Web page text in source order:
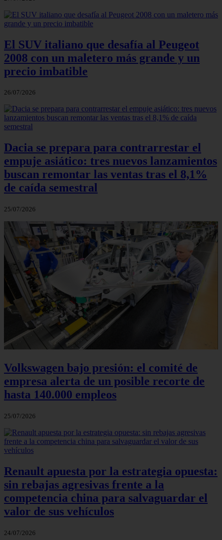
El SUV italiano que desafía al Peugeot
2008 con un maletero más grande y un
precio imbatible
26/07/2026
Dacia se prepara para contrarrestar el
empuje asiático: tres nuevos lanzamientos
buscan remontar las ventas tras el 8,1%
de caída semestral
25/07/2026
Volkswagen bajo presión: el comité de
empresa alerta de un posible recorte de
hasta 140.000 empleos
25/07/2026
Renault apuesta por la estrategia opuesta:
sin rebajas agresivas frente a la
competencia china para salvaguardar el
valor de sus vehículos
24/07/2026